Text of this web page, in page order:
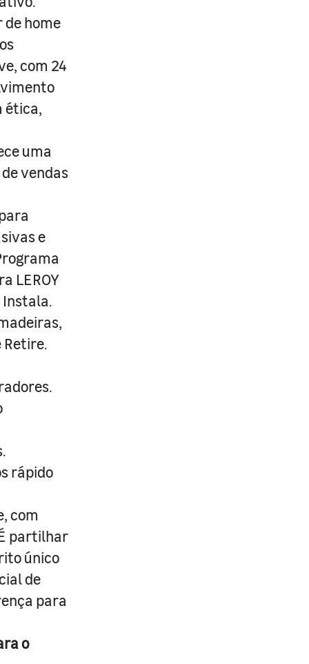
de home
com 24
ética,
uma
vendas
e
LEROY
Instala.
Retire.
rápido
com
partilhar
único
de
para
o